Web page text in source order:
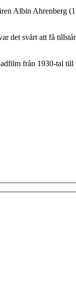
Albin Ahrenberg
det svårt att få
från 1930-tal